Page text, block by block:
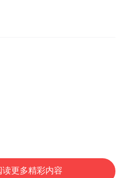
式精酿啤酒主题园区，
读更多精彩内容